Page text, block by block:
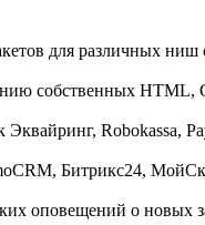
для различных
собственных HTML,
Robokassa,
Битрикс24,
оповещений о новых